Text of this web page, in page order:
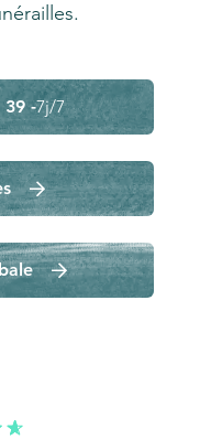
39 -7j/7